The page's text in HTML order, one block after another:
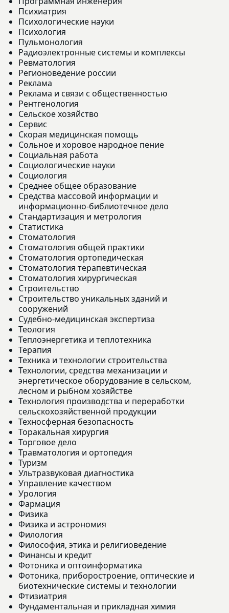
Психиатрия
Психологические науки
Психология
Пульмонология
Радиоэлектронные системы и комплексы
Ревматология
Регионоведение россии
Реклама
Реклама и связи с общественностью
Рентгенология
Сельское хозяйство
Сервис
Скорая медицинская помощь
Сольное и хоровое народное пение
Социальная работа
Социологические науки
Социология
Среднее общее образование
Средства массовой информации и
информационно-библиотечное дело
Стандартизация и метрология
Статистика
Стоматология
Стоматология общей практики
Стоматология ортопедическая
Стоматология терапевтическая
Стоматология хирургическая
Строительство
Строительство уникальных зданий и
сооружений
Судебно-медицинская экспертиза
Теология
Теплоэнергетика и теплотехника
Терапия
Техника и технологии строительства
Технологии, средства механизации и
энергетическое оборудование в сельском,
лесном и рыбном хозяйстве
Технология производства и переработки
сельскохозяйственной продукции
Техносферная безопасность
Торакальная хирургия
Торговое дело
Травматология и ортопедия
Туризм
Ультразвуковая диагностика
Управление качеством
Урология
Фармация
Физика
Физика и астрономия
Филология
Философия, этика и религиоведение
Финансы и кредит
Фотоника и оптоинформатика
Фотоника, приборостроение, оптические и
биотехнические системы и технологии
Фтизиатрия
Фундаментальная и прикладная химия